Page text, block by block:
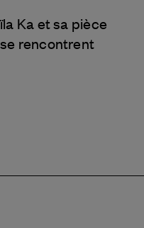
Ka et sa pièce
rencontrent